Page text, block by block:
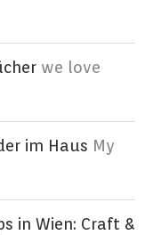
we love
im Haus My
in Wien: Craft &